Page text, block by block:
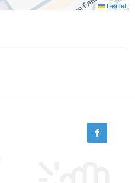
Leaflet